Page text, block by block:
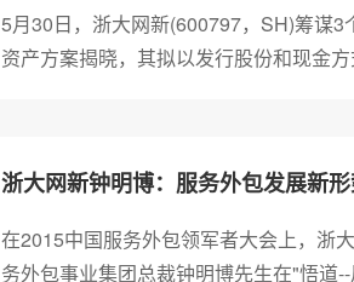
5月30日，浙大网新(600797，SH)筹谋3
资产方案揭晓，其拟以发行股份和现金方
在2015中国服务外包领军者大会上，浙
务外包事业集团总裁钟明博先生在"悟道